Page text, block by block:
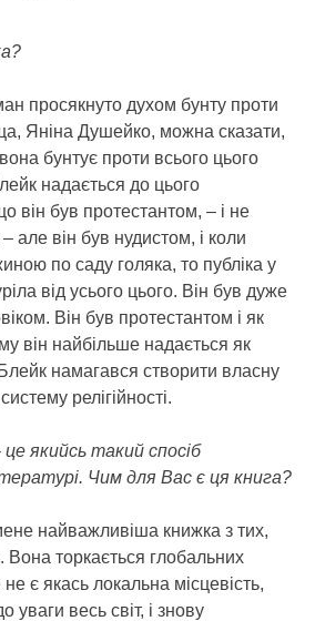
просякнуто духом бунту проти
Яніна Душейко, можна сказати,
бунтує проти всього цього
надається до цього
він був протестантом, – і не
але він був нудистом, і коли
по саду голяка, то публіка у
від усього цього. Він був дуже
Він був протестантом і як
він найбільше надається як
намагався створити власну
релігійності.
якийсь такий спосіб
Чим для Вас є ця книга?
найважливіша книжка з тих,
Вона торкається глобальних
є якась локальна місцевість,
уваги весь світ, і знову